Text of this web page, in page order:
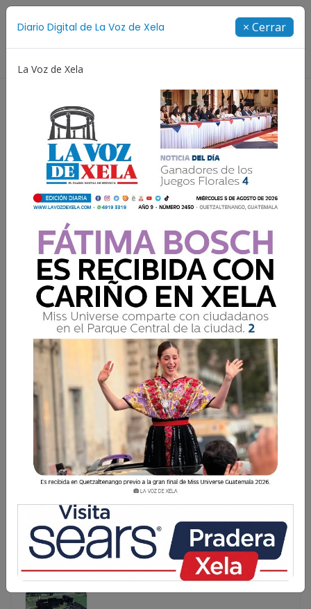
Diario Digital de La Voz de Xela × Cerrar
La Voz de Xela
Resultados para:Sonido
BÚSQUEDA DE UNA PALABRA PARA NOMBRAR UNA
EMOCIÓN
Dicen que todas las emociones nacen en la infancia. Yo
considero que solo algunas; que con la llegada de las
experiencias van revelando su verdadero peso, como si el
tiempo las hubiese fermentado entre la bulla y el silencio,
entre las llegadas
Dicen que todas las emociones nacen en la infancia. Yo
considero que solo algunas; que con la llegada de las
experiencias van revelando su verdadero peso, como
si el tiempo las hubiese fermentado entre la bulla y el
silencio, entre las llegadas ...